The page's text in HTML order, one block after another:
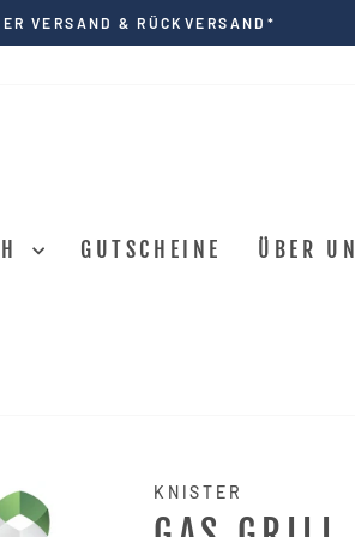
Pause
VERSAND & RÜCKVERSAND*
GUTSCHEINE ÜBER
KNISTER